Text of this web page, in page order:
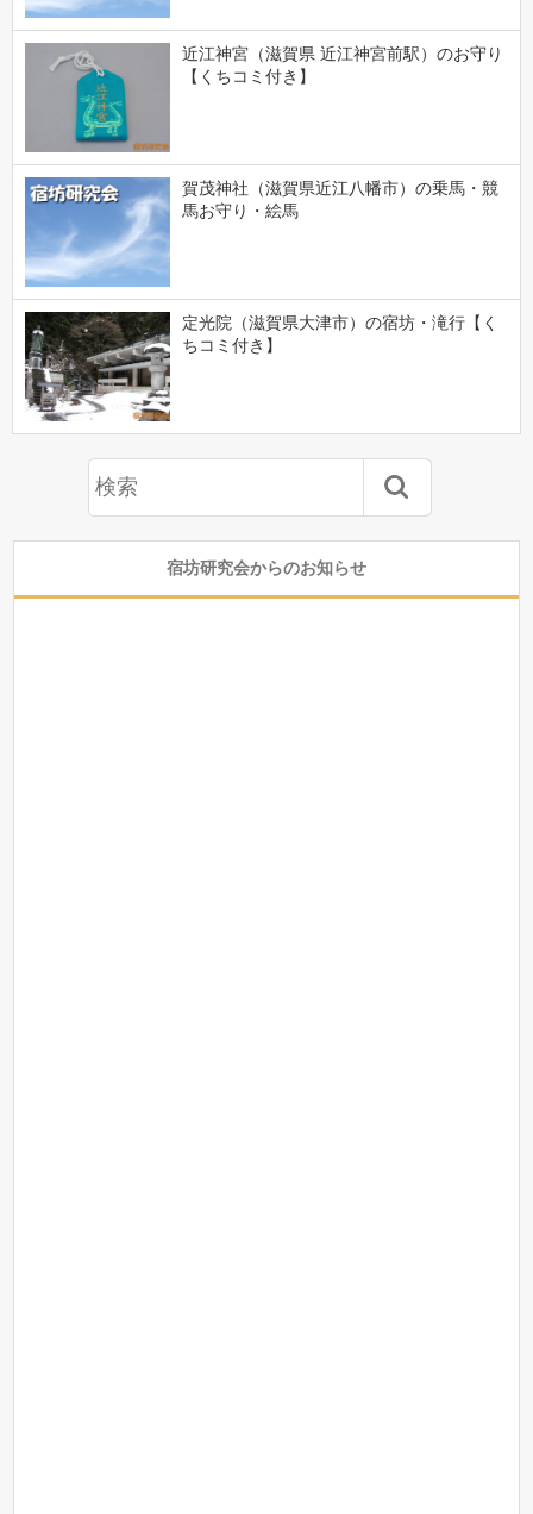
近江神宮（滋賀県 近江神宮前駅）のお守り
【くちコミ付き】
賀茂神社（滋賀県近江八幡市）の乗馬・競
馬お守り・絵馬
定光院（滋賀県大津市）の宿坊・滝行【く
ちコミ付き】
宿坊研究会からのお知らせ